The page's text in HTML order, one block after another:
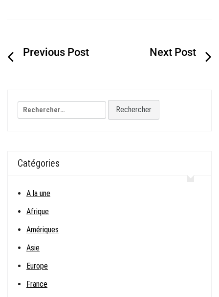
Navigation
Rechercher :
Catégories
A la une
Afrique
Amériques
Asie
Europe
France